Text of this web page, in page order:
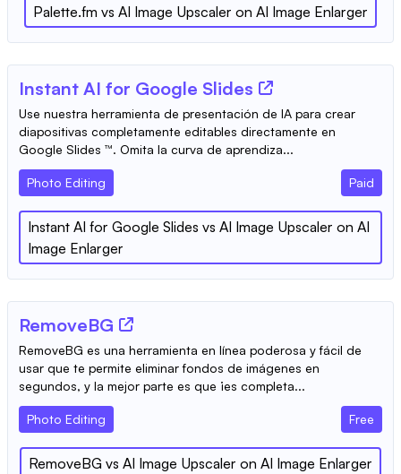
Palette.fm vs AI Image Upscaler on AI Image Enlarger
Instant AI for Google Slides
Use nuestra herramienta de presentación de IA para crear
diapositivas completamente editables directamente en
Google Slides ™. Omita la curva de aprendiza...
Photo Editing Paid
Instant AI for Google Slides vs AI Image Upscaler on AI
Image Enlarger
RemoveBG
RemoveBG es una herramienta en línea poderosa y fácil de
usar que te permite eliminar fondos de imágenes en
segundos, y la mejor parte es que ¡es completa...
Photo Editing Free
RemoveBG vs AI Image Upscaler on AI Image Enlarger